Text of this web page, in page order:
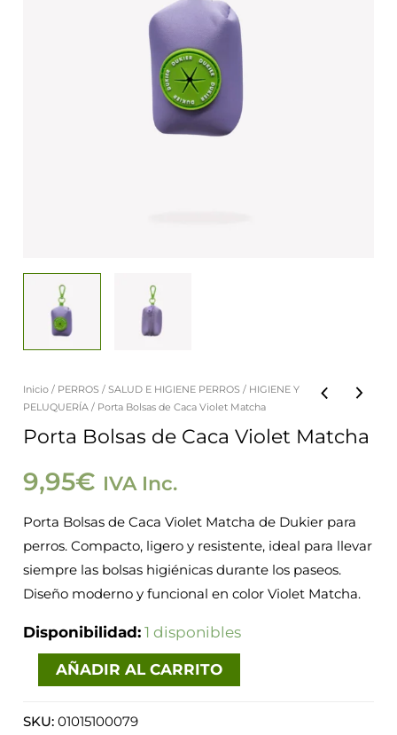
Inicio / PERROS /SALUD E HIGIENE PERROS / HIGIENE Y
PELUQUERÍA / Porta Bolsas de Caca Violet Matcha
Porta Bolsas de Caca Violet Matcha
9,95€ IVA Inc.
Porta Bolsas de Caca Violet Matcha de Dukier para
perros. Compacto, ligero y resistente, ideal para llevar
siempre las bolsas higiénicas durante los paseos.
Diseño moderno y funcional en color Violet Matcha.
Disponibilidad: 1 disponibles
Porta
de
Caca
Matcha
cantidad
AÑADIR AL CARRITO
SKU:01015100079